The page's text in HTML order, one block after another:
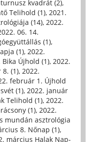
kvadrát (2),
Telihold (1), 2021.
(14), 2022.
06. 14.
(1),
(1), 2022.
Bika Újhold (1), 2022.
8. (1), 2022.
február 1. Újhold
(1), 2022. január
Telihold (1), 2022.
(1), 2022.
mundán asztrológia
8. Nőnap (1),
március Halak Nap-